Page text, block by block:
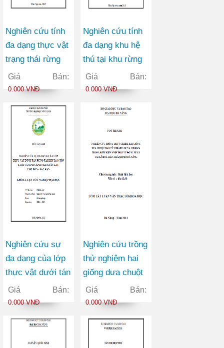
Nghiên cứu tính
đa dạng thực vật
trạng thái rừng
phục hồi tự nhiên
(IIB) của xã
huyện Đại Từ
Tỉnh Thái Nguyên
Giá Bán:
0.000 VNĐ
Nghiên cứu tính
đa dạng khu hệ
thú tại khu rừng
đặc dụng Cham
Chu làm cở đề
bảo tồn
Giá Bán:
0.000 VNĐ
Nghiên cứu sự
đa dạng của lớp
thực vật dưới tán
rừng tại Khu bảo
tồn loài và sinh
Lạc - Chợ Đồn -
Bắc Kạn
Giá Bán:
0.000 VNĐ
Nghiên cứu trồng
thử nghiệm hai
giống dưa chuột
bao tử mirabelle
và mimoza trong
thái vụ đông xuân
tại xã Hòa Tiên
Giá Bán:
0.000 VNĐ